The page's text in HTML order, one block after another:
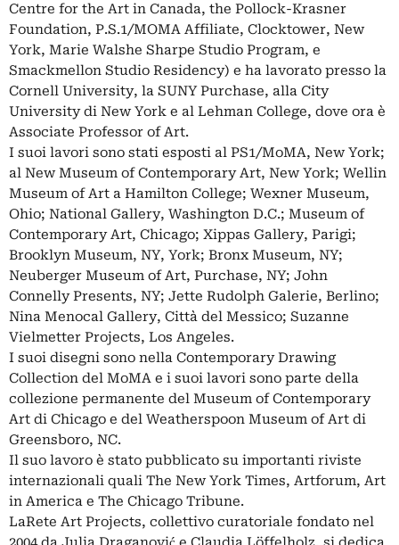
Centre for the Art in Canada, the Pollock-Krasner
Foundation, P.S.1/MOMA Affiliate, Clocktower, New
York, Marie Walshe Sharpe Studio Program, e
Smackmellon Studio Residency) e ha lavorato presso la
Cornell University, la SUNY Purchase, alla City
University di New York e al Lehman College, dove ora è
Associate Professor of Art.
I suoi lavori sono stati esposti al PS1/MoMA, New York;
al New Museum of Contemporary Art, New York; Wellin
Museum of Art a Hamilton College; Wexner Museum,
Ohio; National Gallery, Washington D.C.; Museum of
Contemporary Art, Chicago; Xippas Gallery, Parigi;
Brooklyn Museum, NY, York; Bronx Museum, NY;
Neuberger Museum of Art, Purchase, NY; John
Connelly Presents, NY; Jette Rudolph Galerie, Berlino;
Nina Menocal Gallery, Città del Messico; Suzanne
Vielmetter Projects, Los Angeles.
I suoi disegni sono nella Contemporary Drawing
Collection del MoMA e i suoi lavori sono parte della
collezione permanente del Museum of Contemporary
Art di Chicago e del Weatherspoon Museum of Art di
Greensboro, NC.
Il suo lavoro è stato pubblicato su importanti riviste
internazionali quali The New York Times, Artforum, Art
in America e The Chicago Tribune.
LaRete Art Projects, collettivo curatoriale fondato nel